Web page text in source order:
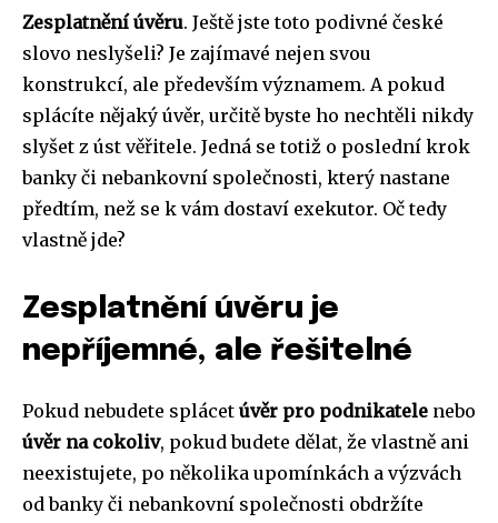
Zesplatnění úvěru. Ještě jste toto podivné české
slovo neslyšeli? Je zajímavé nejen svou
konstrukcí, ale především významem. A pokud
splácíte nějaký úvěr, určitě byste ho nechtěli nikdy
slyšet z úst věřitele. Jedná se totiž o poslední krok
banky či nebankovní společnosti, který nastane
předtím, než se k vám dostaví exekutor. Oč tedy
vlastně jde?
Zesplatnění úvěru je
nepříjemné, ale řešitelné
Pokud nebudete splácet úvěr pro podnikatele nebo
úvěr na cokoliv, pokud budete dělat, že vlastně ani
neexistujete, po několika upomínkách a výzvách
od banky či nebankovní společnosti obdržíte